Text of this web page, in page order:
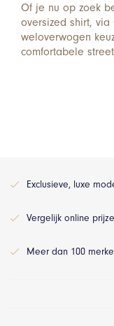
Of je nu op zoek
oversized shirt,
weloverwogen
comfortabele
Exclusieve, luxe
Vergelijk online
Meer dan 100